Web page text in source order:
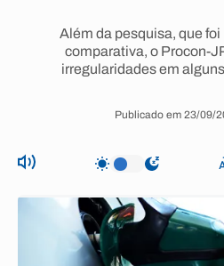
Além da pesquisa, que
comparativa, o Procon-
irregularidades em
Publicado em 23/09/